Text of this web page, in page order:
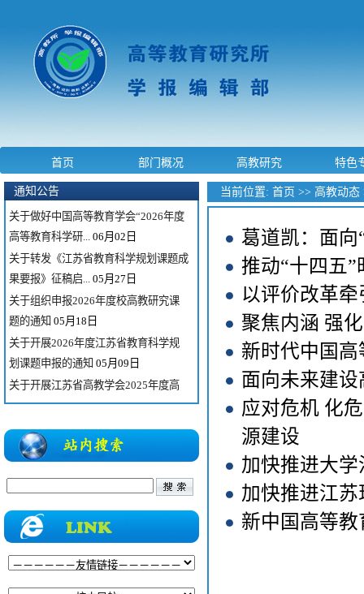
首页 部门概况 高教研究 特色
通知公告
规划专项项目的通... 06月03日
关于组织申报2026年度国家社科基金
教育学重大项目暨...
关于做好中国高等教育学会“2026年度
高等教育科学研...
06月02日
关于转发《江苏省教育科学规划课题成
果要报》征稿启...
05月27日
关于组织申报2026年度校高教研究课
题的通知 05月18日
关于开展2026年度江苏省教育科学规
划课题申报的通知 05月09日
关于开展江苏省高教学会2025年度高
等教育科学研究成... 04月27日
合学术年会学术报... 04月07日
关于组织申报2026年度全国教育科学
关于组织申报2026年度国家社科基金
教育学重大项目暨... 06月02日
关于做好中国高等教育学会“2026年度
高等教育科学研... 06月02日
当前位置: 首页 >> 高教动态
葛道凯：面向
推动“十四五
以评价改革
聚焦内涵 强
新时代中国
面向未来建
应对危机 化
源建设
加快推进大
加快推进江
新中国高等